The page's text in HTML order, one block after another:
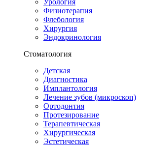
Урология
Физиотерапия
Флебология
Хирургия
Эндокринология
Стоматология
Детская
Диагностика
Имплантология
Лечение зубов (микроскоп)
Ортодонтия
Протезирование
Терапевтическая
Хирургическая
Эстетическая